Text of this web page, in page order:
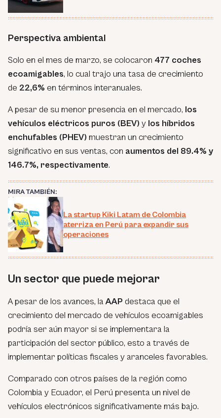
Perspectiva ambiental
Solo en el mes de marzo, se colocaron 477 coches
ecoamigables, lo cual trajo una tasa de crecimiento
de 22,6% en términos interanuales.
A pesar de su menor presencia en el mercado, los
vehículos eléctricos puros (BEV) y los híbridos
enchufables (PHEV) muestran un crecimiento
significativo en sus ventas, con aumentos del 89.4% y
146.7%, respectivamente.
MIRA TAMBIÉN:
La startup Kiki Latam de Colombia
aterriza en Perú para expandir sus
operaciones
Un sector que puede mejorar
A pesar de los avances, laAAP destaca que el
crecimiento del mercado de vehículos ecoamigables
podría ser aún mayor si se implementara la
participación del sector público, esto a través de
implementar políticas fiscales y aranceles favorables.
Comparado con otros países de la región como
Colombia y Ecuador, el Perú presenta un nivel de
vehículos electrónicos significativamente más bajo.